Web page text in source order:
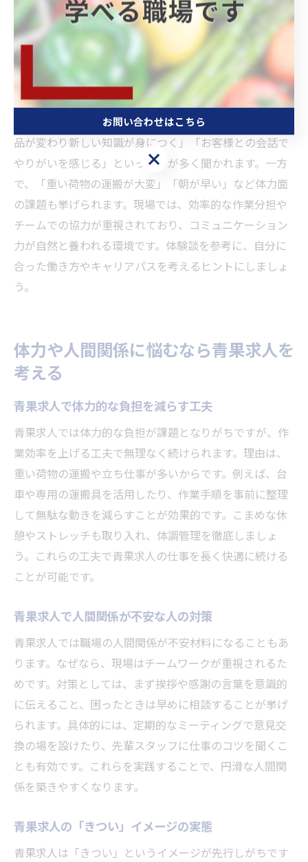
め、やりがいを感じやすい職場です。自分の適性や希望
を踏まえて、青果部門ならではの特性を理解した上で応
募することが大切です。
青果求人のリアルな現場の声を紹介
実際に青果求人で働くスタッフからは、「季節ごとに商
品が変わり新しい知識が身につく」「お客様との会話で
やりがいを感じる」といった声が多く聞かれます。一方
で、「重い荷物の運搬が大変」「朝が早い」など体力面
の課題も挙げられます。現場では、効率的な作業分担や
チームでの協力が重視されており、コミュニケーション
力が自然と養われる環境です。体験談を参考に、自分に
合った働き方やキャリアパスを考えるヒントにしましょ
う。
体力や人間関係に悩むなら青果求人を
考える
青果求人で体力的な負担を減らす工夫
青果求人では体力的な負担が課題となりがちですが、作
業効率を上げる工夫で無理なく続けられます。理由は、
重い荷物の運搬や立ち仕事が多いからです。例えば、台
車や専用の運搬具を活用したり、作業手順を事前に整理
して無駄な動きを減らすことが効果的です。こまめな休
憩やストレッチも取り入れ、体調管理を徹底しましょ
う。これらの工夫で青果求人の仕事を長く快適に続ける
ことが可能です。
青果求人で人間関係が不安な人の対策
青果求人では職場の人間関係が不安材料になることもあ
ります。なぜなら、現場はチームワークが重視されるた
めです。対策としては、まず挨拶や感謝の言葉を意識的
に伝えること、困ったときは早めに相談することが挙げ
られます。具体的には、定期的なミーティングで意見交
換の場を設けたり、先輩スタッフに仕事のコツを聞くこ
とも有効です。これらを実践することで、円滑な人間関
係を築きやすくなります。
青果求人の「きつい」イメージの実態
青果求人は「きつい」というイメージが先行しがちです
お問い合わせはこちら
お問い合わせはこちら